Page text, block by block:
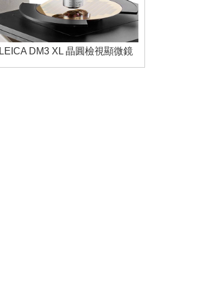
LEICA DM3 XL 晶圓檢視顯微鏡